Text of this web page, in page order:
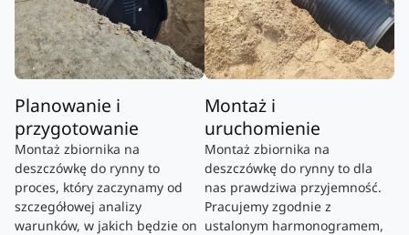
Planowanie i
przygotowanie
Montaż zbiornika na
deszczówkę do rynny to
proces, który zaczynamy od
szczegółowej analizy
warunków, w jakich będzie on
Montaż i
uruchomienie
Montaż zbiornika na
deszczówkę do rynny to dla
nas prawdziwa przyjemność.
Pracujemy zgodnie z
ustalonym harmonogramem,